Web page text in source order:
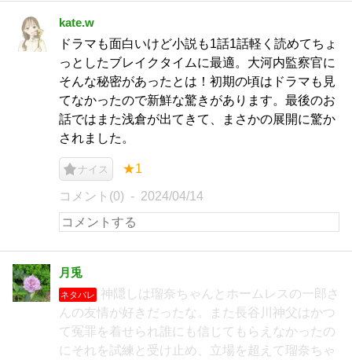
kate.w
ドラマも面白いけど小説も1話1話軽く読めてちょ
っとしたブレイクタイムに最適。大河内監察官に
そんな秘密があったとは！初期の頃はドラマも見
てなかったので新鮮な驚きがあります。最後のお
話ではまた浅倉が出てきて、まさかの展開に驚か
されました。
ナイス ★1
コメント(0) 2024/04/14
月兎
ネタバレ
神隠しは瑠奈ちゃんとホームレスの一郎さ
んの友情が好きだったな。また長谷川神父はかつ
て冤罪を着せられ誰にも信じてもらえなかったの
にそれを試練と受け止め、立場を超えて瑠奈ちゃ